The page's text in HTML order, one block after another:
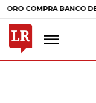
BANCO DE LA